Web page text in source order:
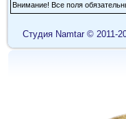
Внимание! Все поля
Cтудия Namtar © 2011-